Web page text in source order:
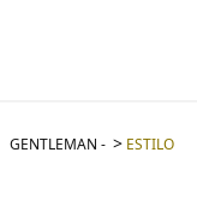
GENTLEMAN - ESTILO